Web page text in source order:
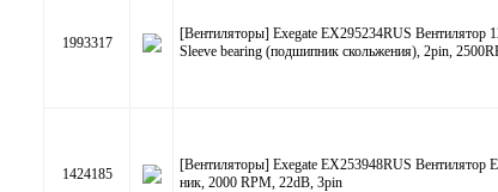
1993317
[Вентиляторы] Exegate EX295234RUS
Sleeve bearing (подшипник скольжения), 2pin,
1424185
[Вентиляторы] Exegate EX253948RUS Вентилятор
ник, 2000 RPM, 22dB, 3pin